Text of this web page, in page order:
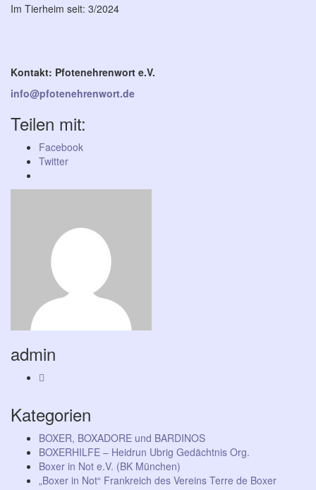
Im Tierheim seit: 3/2024
Kontakt: Pfotenehrenwort e.V.
info@pfotenehrenwort.de
Teilen mit:
Facebook
Twitter
admin
Kategorien
BOXER, BOXADORE und BARDINOS
BOXERHILFE – Heidrun Ubrig Gedächtnis Org.
Boxer in Not e.V. (BK München)
„Boxer in Not“ Frankreich des Vereins Terre de Boxer